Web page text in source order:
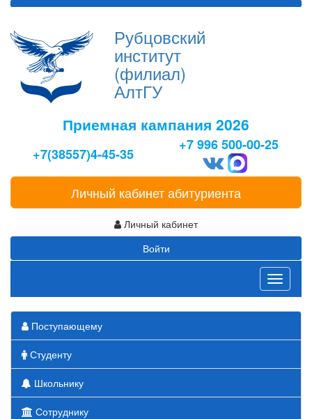
Рубцовский
институт
(филиал)
АлтГУ
Приемная кампания 2026
+7(38557)4-45-35
+7 996 500-00-25
Личный кабинет абитуриента
Личный кабинет
Войти
Toggle
Поступающему
Студенту
Школьнику
Сотруднику